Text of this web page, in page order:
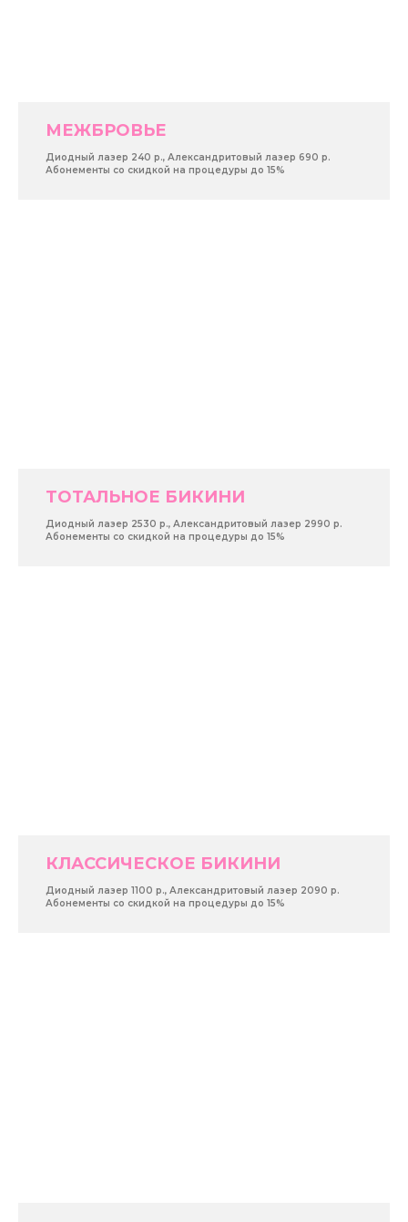
МЕЖБРОВЬЕ
Диодный лазер 240 р., Александритовый лазер 690 р.
Абонементы со скидкой на процедуры до 15%
ТОТАЛЬНОЕ БИКИНИ
Диодный лазер 2530 р., Александритовый лазер 2990 р.
Абонементы со скидкой на процедуры до 15%
КЛАССИЧЕСКОЕ БИКИНИ
Диодный лазер 1100 р., Александритовый лазер 2090 р.
Абонементы со скидкой на процедуры до 15%